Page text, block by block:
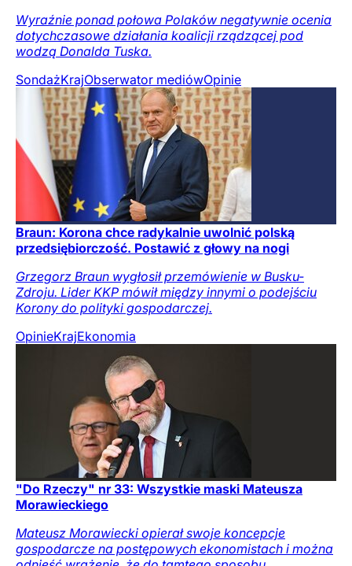
Wyraźnie ponad połowa Polaków negatywnie ocenia
dotychczasowe działania koalicji rządzącej pod
wodzą Donalda Tuska.
SondażKrajObserwator mediówOpinie
Braun: Korona chce radykalnie uwolnić polską
przedsiębiorczość. Postawić z głowy na nogi
Grzegorz Braun wygłosił przemówienie w Busku-
Zdroju. Lider KKP mówił między innymi o podejściu
Korony do polityki gospodarczej.
OpinieKrajEkonomia
"Do Rzeczy" nr 33: Wszystkie maski Mateusza
Morawieckiego
Mateusz Morawiecki opierał swoje koncepcje
gospodarcze na postępowych ekonomistach i można